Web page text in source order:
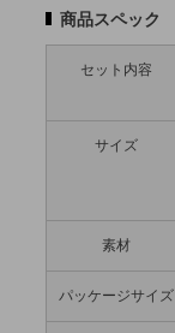
商品スペック
セット内容
サイズ
素材
パッケージサイズ